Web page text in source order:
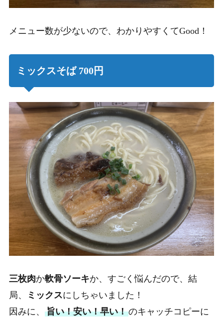
メニュー数が少ないので、わかりやすくてGood！
ミックスそば 700円
三枚肉か軟骨ソーキか、すごく悩んだので、結
局、
ミックスにしちゃいました！
因みに、
旨い！安い！早い！のキャッチコピーに